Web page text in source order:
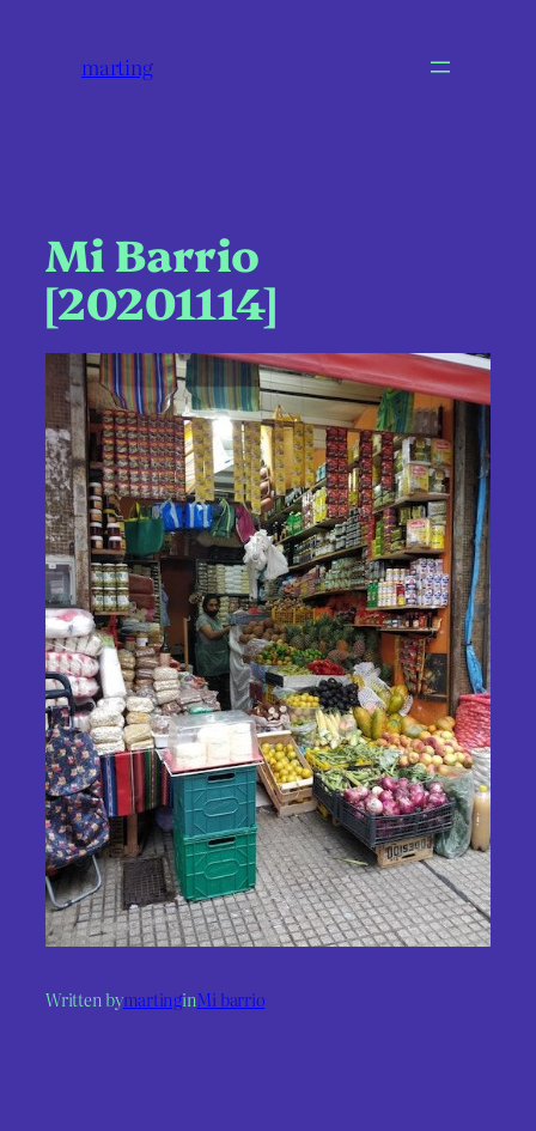
marting
Mi Barrio
[20201114]
Written bymartinginMi barrio